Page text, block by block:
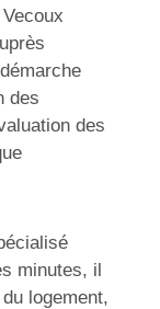
des
des
minutes, il
logement,